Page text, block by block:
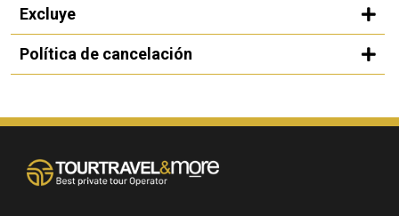
Excluye
Política de cancelación